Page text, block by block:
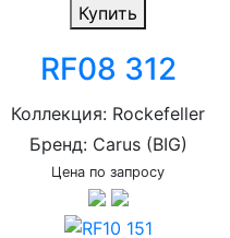
Купить
RF08 312
Коллекция: Rockefeller
Бренд: Carus (BIG)
Цена по запросу